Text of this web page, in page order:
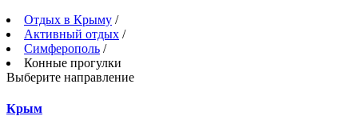
Отдых в Крыму /
Активный отдых /
Симферополь /
Конные прогулки
Выберите направление
Крым